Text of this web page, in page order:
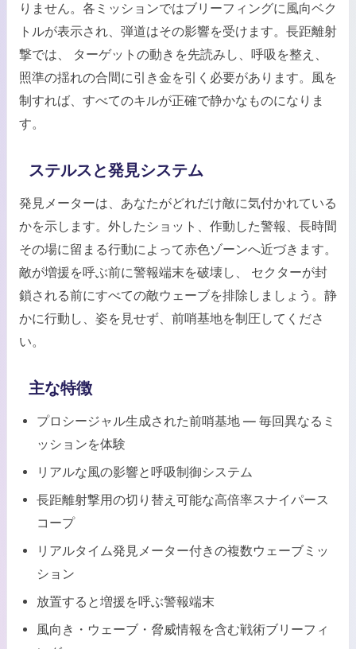
りません。各ミッションではブリーフィングに風向ベク
トルが表示され、弾道はその影響を受けます。長距離射
撃では、 ターゲットの動きを先読みし、呼吸を整え、
照準の揺れの合間に引き金を引く必要があります。風を
制すれば、すべてのキルが正確で静かなものになりま
す。
ステルスと発見システム
発見メーターは、あなたがどれだけ敵に気付かれている
かを示します。外したショット、作動した警報、長時間
その場に留まる行動によって赤色ゾーンへ近づきます。
敵が増援を呼ぶ前に警報端末を破壊し、 セクターが封
鎖される前にすべての敵ウェーブを排除しましょう。静
かに行動し、姿を見せず、前哨基地を制圧してくださ
い。
主な特徴
プロシージャル生成された前哨基地 — 毎回異なるミ
ッションを体験
リアルな風の影響と呼吸制御システム
長距離射撃用の切り替え可能な高倍率スナイパース
コープ
リアルタイム発見メーター付きの複数ウェーブミッ
ション
放置すると増援を呼ぶ警報端末
風向き・ウェーブ・脅威情報を含む戦術ブリーフィ